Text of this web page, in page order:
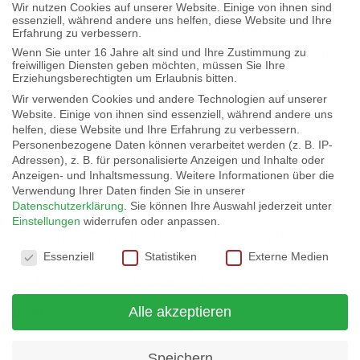
unseren Social Media Accounts und der
Homepage. ( Mit deiner Teilnahme erklärst du
dich damit einverstanden.)
Spendenkonto Stützpunkt Inntal e.V.
IBAN: DE70 4306 0967 8205 6517 02
BIC: GENODEM1GLS
pr@stuetzpunkt-inntal.de
Wir nutzen Cookies auf unserer Website. Einige von ihnen sind
essenziell, während andere uns helfen, diese Website und Ihre
Erfahrung zu verbessern.
Wenn Sie unter 16 Jahre alt sind und Ihre Zustimmung zu
freiwilligen Diensten geben möchten, müssen Sie Ihre
Erziehungsberechtigten um Erlaubnis bitten.
Wir verwenden Cookies und andere Technologien auf unserer
Website. Einige von ihnen sind essenziell, während andere uns
helfen, diese Website und Ihre Erfahrung zu verbessern.
Personenbezogene Daten können verarbeitet werden (z. B. IP-
Adressen), z. B. für personalisierte Anzeigen und Inhalte oder
Anzeigen- und Inhaltsmessung. Weitere Informationen über die
Verwendung Ihrer Daten finden Sie in unserer
Datenschutzerklärung
Sie können Ihre Auswahl jederzeit unter
Einstellungen widerrufen oder anpassen.
Essenziell
Statistiken Externe Medien
Alle akzeptieren